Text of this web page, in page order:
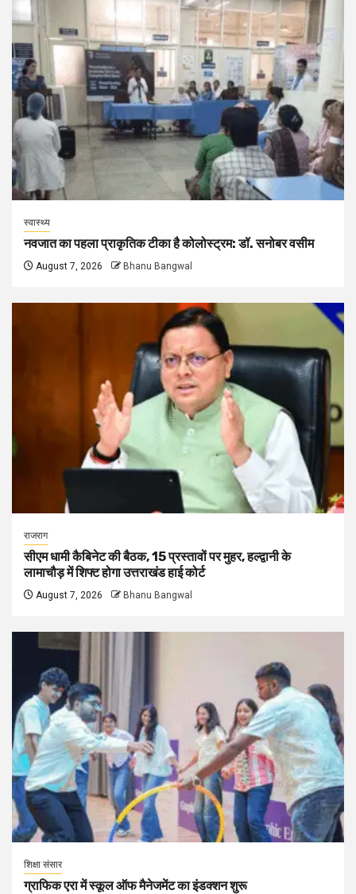
स्वास्थ्य
नवजात का पहला प्राकृतिक टीका है कोलोस्ट्रम: डॉ. सनोबर वसीम
August 7, 2026 Bhanu Bangwal
राजराग
सीएम धामी कैबिनेट की बैठक, 15 प्रस्तावों पर मुहर, हल्द्वानी के
लामाचौड़ में शिफ्ट होगा उत्तराखंड हाई कोर्ट
August 7, 2026 Bhanu Bangwal
शिक्षा संसार
ग्राफिक एरा में स्कूल ऑफ मैनेजमेंट का इंडक्शन शुरू